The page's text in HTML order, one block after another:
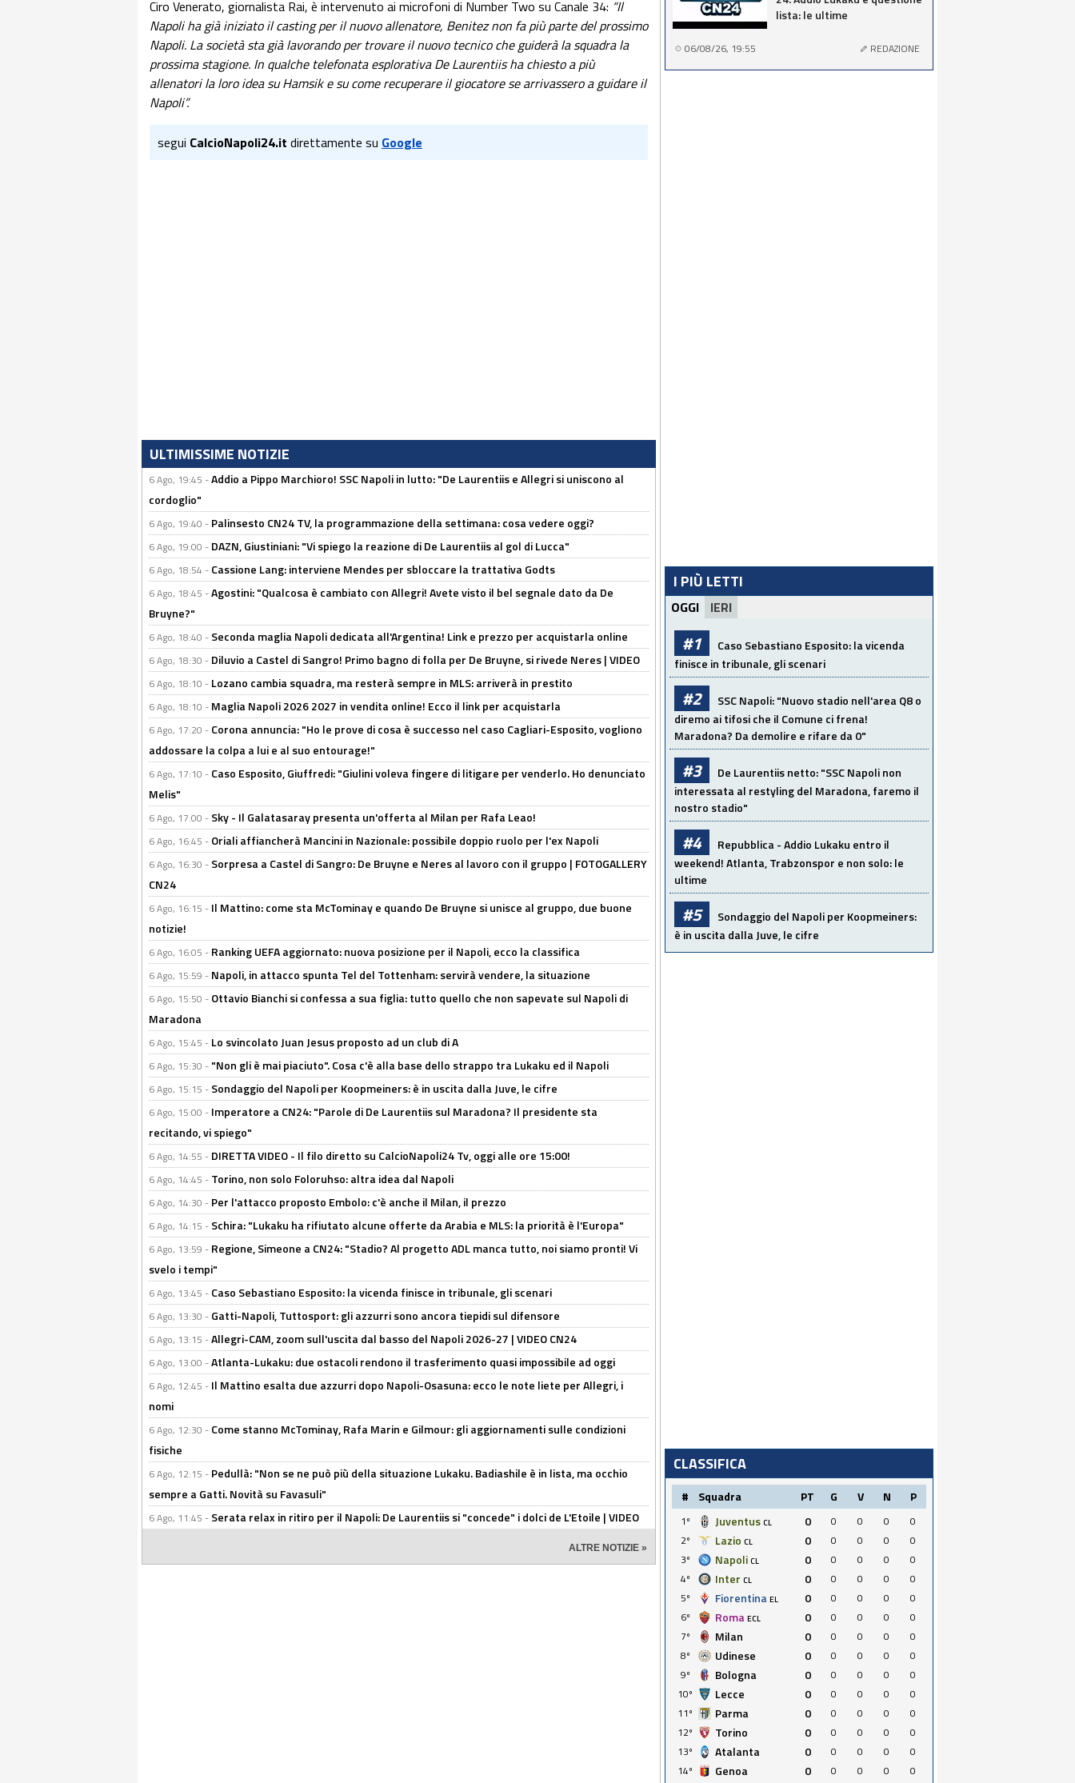
Ciro Venerato, giornalista Rai, è intervenuto ai microfoni di Number Two su Canale 34: “Il
Napoli ha già iniziato il casting per il nuovo allenatore, Benitez non fa più parte del prossimo
Napoli. La società sta già lavorando per trovare il nuovo tecnico che guiderà la squadra la
prossima stagione. In qualche telefonata esplorativa De Laurentiis ha chiesto a più
allenatori la loro idea su Hamsik e su come recuperare il giocatore se arrivassero a guidare il
Napoli”.
segui CalcioNapoli24.it direttamente su Google
ULTIMISSIME NOTIZIE
6 Ago, 19:45 -Addio a Pippo Marchioro! SSC Napoli in lutto: "De Laurentiis e Allegri si uniscono al
cordoglio"
6 Ago, 19:40 - Palinsesto CN24 TV, la programmazione della settimana: cosa vedere oggi?
6 Ago, 19:00 - DAZN, Giustiniani: "Vi spiego la reazione di De Laurentiis al gol di Lucca"
6 Ago, 18:54 - Cassione Lang: interviene Mendes per sbloccare la trattativa Godts
6 Ago, 18:45 -Agostini: "Qualcosa è cambiato con Allegri! Avete visto il bel segnale dato da De
Bruyne?"
6 Ago, 18:40 - Seconda maglia Napoli dedicata all'Argentina! Link e prezzo per acquistarla online
6 Ago, 18:30 - Diluvio a Castel di Sangro! Primo bagno di folla per De Bruyne, si rivede Neres | VIDEO
6 Ago, 18:10 - Lozano cambia squadra, ma resterà sempre in MLS: arriverà in prestito
6 Ago, 18:10 - Maglia Napoli 2026 2027 in vendita online! Ecco il link per acquistarla
6 Ago, 17:20 - Corona annuncia: "Ho le prove di cosa è successo nel caso Cagliari-Esposito, vogliono
addossare la colpa a lui e al suo entourage!"
6 Ago, 17:10 - Caso Esposito, Giuffredi: "Giulini voleva fingere di litigare per venderlo. Ho denunciato
Melis"
6 Ago, 17:00 - Sky - Il Galatasaray presenta un'offerta al Milan per Rafa Leao!
6 Ago, 16:45 - Oriali affiancherà Mancini in Nazionale: possibile doppio ruolo per l'ex Napoli
6 Ago, 16:30 - Sorpresa a Castel di Sangro: De Bruyne e Neres al lavoro con il gruppo | FOTOGALLERY
CN24
6 Ago, 16:15 - Il Mattino: come sta McTominay e quando De Bruyne si unisce al gruppo, due buone
notizie!
6 Ago, 16:05 - Ranking UEFA aggiornato: nuova posizione per il Napoli, ecco la classifica
6 Ago, 15:59 - Napoli, in attacco spunta Tel del Tottenham: servirà vendere, la situazione
6 Ago, 15:50 - Ottavio Bianchi si confessa a sua figlia: tutto quello che non sapevate sul Napoli di
Maradona
6 Ago, 15:45 - Lo svincolato Juan Jesus proposto ad un club di A
6 Ago, 15:30 - "Non gli è mai piaciuto". Cosa c'è alla base dello strappo tra Lukaku ed il Napoli
6 Ago, 15:15 - Sondaggio del Napoli per Koopmeiners: è in uscita dalla Juve, le cifre
6 Ago, 15:00 - Imperatore a CN24: "Parole di De Laurentiis sul Maradona? Il presidente sta
recitando, vi spiego"
6 Ago, 14:55 - DIRETTA VIDEO - Il filo diretto su CalcioNapoli24 Tv, oggi alle ore 15:00!
6 Ago, 14:45 - Torino, non solo Foloruhso: altra idea dal Napoli
6 Ago, 14:30 - Per l'attacco proposto Embolo: c'è anche il Milan, il prezzo
6 Ago, 14:15 - Schira: "Lukaku ha rifiutato alcune offerte da Arabia e MLS: la priorità è l'Europa"
6 Ago, 13:59 - Regione, Simeone a CN24: "Stadio? Al progetto ADL manca tutto, noi siamo pronti! Vi
svelo i tempi"
6 Ago, 13:45 - Caso Sebastiano Esposito: la vicenda finisce in tribunale, gli scenari
6 Ago, 13:30 - Gatti-Napoli, Tuttosport: gli azzurri sono ancora tiepidi sul difensore
6 Ago, 13:15 -Allegri-CAM, zoom sull'uscita dal basso del Napoli 2026-27 | VIDEO CN24
6 Ago, 13:00 -Atlanta-Lukaku: due ostacoli rendono il trasferimento quasi impossibile ad oggi
6 Ago, 12:45 - Il Mattino esalta due azzurri dopo Napoli-Osasuna: ecco le note liete per Allegri, i
nomi
6 Ago, 12:30 - Come stanno McTominay, Rafa Marin e Gilmour: gli aggiornamenti sulle condizioni
fisiche
6 Ago, 12:15 - Pedullà: "Non se ne può più della situazione Lukaku. Badiashile è in lista, ma occhio
sempre a Gatti. Novità su Favasuli"
6 Ago, 11:45 - Serata relax in ritiro per il Napoli: De Laurentiis si "concede" i dolci de L'Etoile | VIDEO
ALTRE NOTIZIE »
lista: le ultime
06/08/26, 19:55 REDAZIONE
I PIÙ LETTI
OGGI IERI
#1
Caso Sebastiano Esposito: la vicenda
finisce in tribunale, gli scenari
#2
SSC Napoli: "Nuovo stadio nell'area Q8 o
diremo ai tifosi che il Comune ci frena!
Maradona? Da demolire e rifare da 0"
#3
De Laurentiis netto: "SSC Napoli non
interessata al restyling del Maradona, faremo il
nostro stadio"
#4
Repubblica - Addio Lukaku entro il
weekend! Atlanta, Trabzonspor e non solo: le
ultime
#5
Sondaggio del Napoli per Koopmeiners:
è in uscita dalla Juve, le cifre
CLASSIFICA
# Squadra PT G V N P
1º Juventus CL 0 0 0 0
0
2º
Lazio CL 0 0 0 0
0
3º
Napoli CL 0 0 0 0
0
4º
Inter CL 0 0 0 0
0
5º
Fiorentina EL 0 0 0 0
0
6º
Roma ECL 0 0 0 0
0
7º
Milan 0 0 0 0
0
8º
Udinese 0 0 0 0
0
9º
Bologna 0 0 0 0
0
10º
Lecce 0 0 0 0
0
11º
Parma 0 0 0 0
0
12º
Torino 0 0 0 0
0
13º
Atalanta 0 0 0 0
0
14º
Genoa 0 0 0 0
0